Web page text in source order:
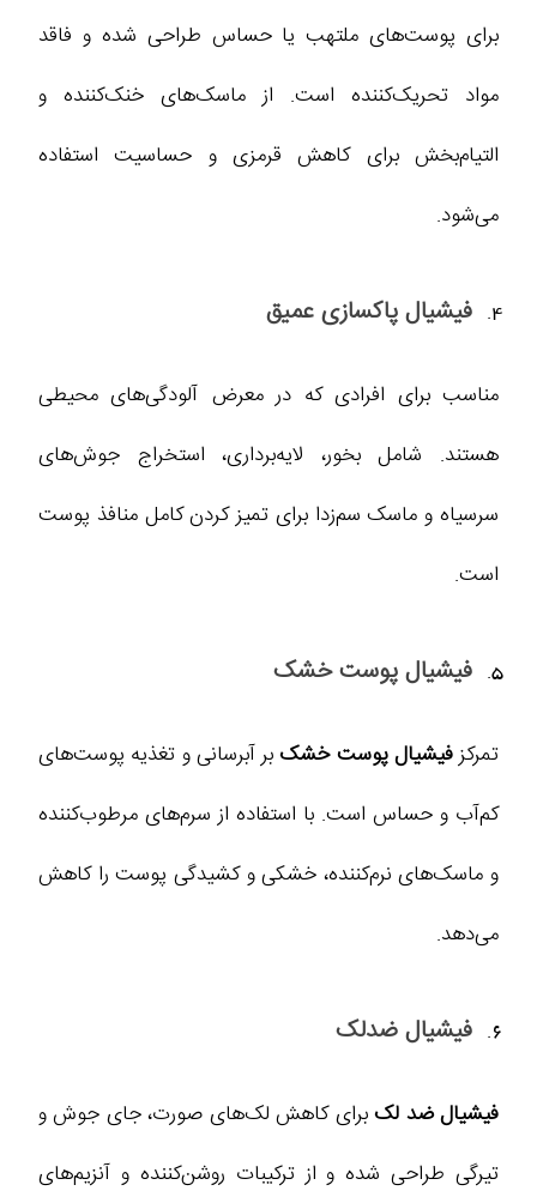
برای پوست‌های ملتهب یا حساس طراحی شده و فاقد
مواد تحریک‌کننده است. از ماسک‌های خنک‌کننده و
التیام‌بخش برای کاهش قرمزی و حساسیت استفاده
می‌شود.
فیشیال پاکسازی عمیق
مناسب برای افرادی که در معرض آلودگی‌های محیطی
هستند. شامل بخور، لایه‌برداری، استخراج جوش‌های
سرسیاه و ماسک سم‌زدا برای تمیز کردن کامل منافذ پوست
است.
فیشیال پوست خشک
تمرکزفیشیال پوست خشکبر آبرسانی و تغذیه پوست‌های
کم‌آب و حساس است. با استفاده از سرم‌های مرطوب‌کننده
و ماسک‌های نرم‌کننده، خشکی و کشیدگی پوست را کاهش
می‌دهد.
فیشیال ضدلک
فیشیال ضد لکبرای کاهش لک‌های صورت، جای جوش و
تیرگی طراحی شده و از ترکیبات روشن‌کننده و آنزیم‌های